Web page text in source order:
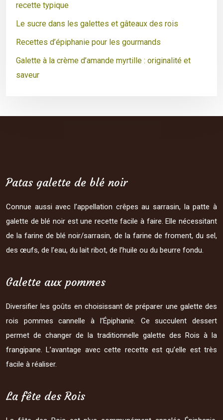
recette typique
Le sucre dans les galettes et gâteaux des rois
Recettes d’épiphanie pour les gourmands
Galette à la crème d’amande myrtille : originalité et
saveur
Patas galette de blé noir
Connue aussi avec l’appellation crêpes au sarrasin, la patte à
galette de blé noir est une recette facile à faire. Elle nécessitant
de la farine de blé noir/sarrasin, de la farine de froment, du sel,
des œufs, de l’eau, du lait ribot, de l’huile ou du beurre fondu.
Galette aux pommes
Diversifier les goûts en choisissant de préparer une galette des
rois pommes cannelle à l’Épiphanie. Ce succulent dessert
permet de changer de la traditionnelle galette des Rois à la
frangipane. L’avantage avec cette recette est qu’elle est très
facile à réaliser.
La fête des Rois